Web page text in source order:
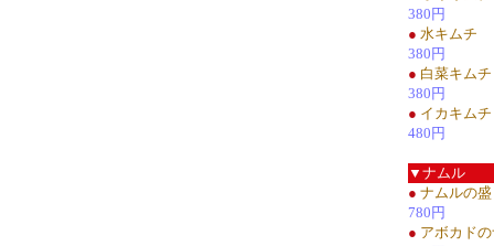
380円
● 水キムチ
380円
● 白菜キムチ
380円
● イカキムチ
480円
▼ナムル
● ナムルの
780円
● アボカド